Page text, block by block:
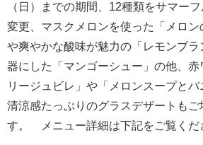
（日）までの期間、12種類をサマー
変更、マスクメロンを使った「メロン
や爽やかな酸味が魅力の「レモンブ
器にした「マンゴーシュー」の他、赤
リージュビレ」や「メロンスープとバ
清涼感たっぷりのグラスデザートもご
す。 メニュー詳細は下記をご覧くだ